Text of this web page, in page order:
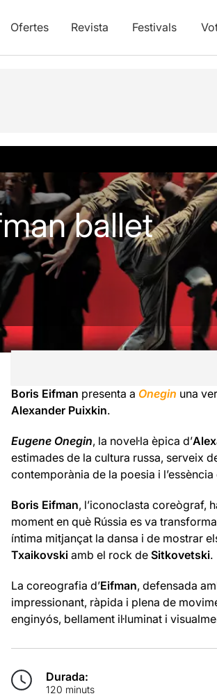
Ofertes Revista Festivals
Articles
ballet
Boris Eifman presenta a Onegin una
Alexander Puixkin.
Eugene Onegin, la novel·la èpica d’
estimades de la cultura russa, serveix
contemporània de la poesia i
Boris Eifman, l’iconoclasta coreògraf,
moment en què Rússia es va
íntima mitjançat la dansa i de mostrar
Txaikovskiamb el rock de Sitkovetski.
La coreografia d’Eifman, defensada
impressionant, ràpida i plena de
enginyós, bellament il·luminat i
Durada:
120 minuts